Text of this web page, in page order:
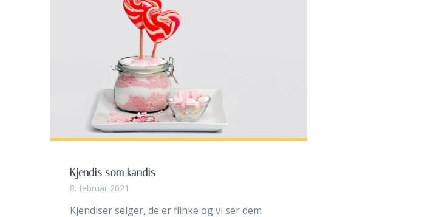
Kjendis som kandis
8. februar 2021
Kjendiser selger, de er flinke og vi ser dem